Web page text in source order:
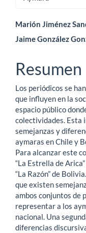
principal
del
artículo
Marión Jiménez
Jaime González
Resumen
Los periódicos se
que influyen en la
espacio público
colectividades. Esta
semejanzas y
aymaras en Chile y
Para alcanzar este
“La Estrella de
“La Razón” de
que existen
ambos conjuntos de
representar a los
nacional. Una
diferencias